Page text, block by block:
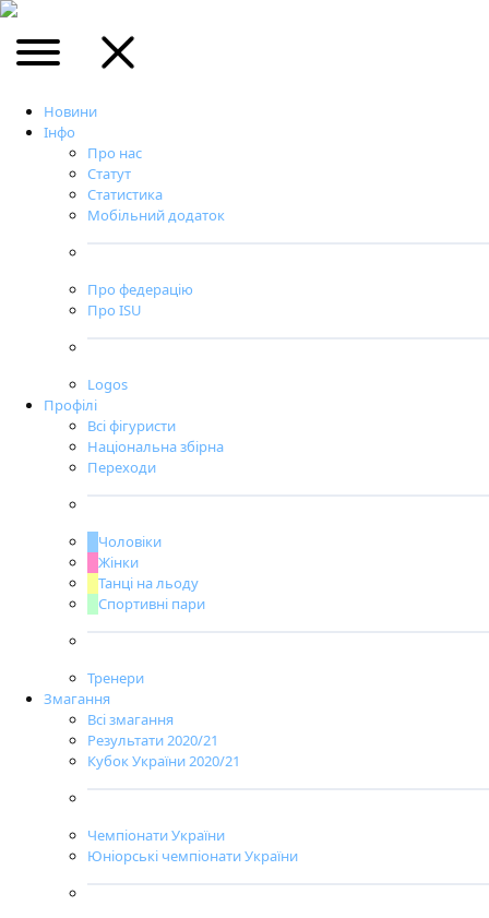
Новини
Інфо
Про нас
Статут
Статистика
Мобільний додаток
Про федерацію
Про ISU
Logos
Профілі
Всі фігуристи
Національна збірна
Переходи
Чоловіки
Жінки
Танці на льоду
Спортивні пари
Тренери
Змагання
Всі змагання
Результати 2020/21
Кубок України 2020/21
Чемпіонати України
Юніорські чемпіонати України